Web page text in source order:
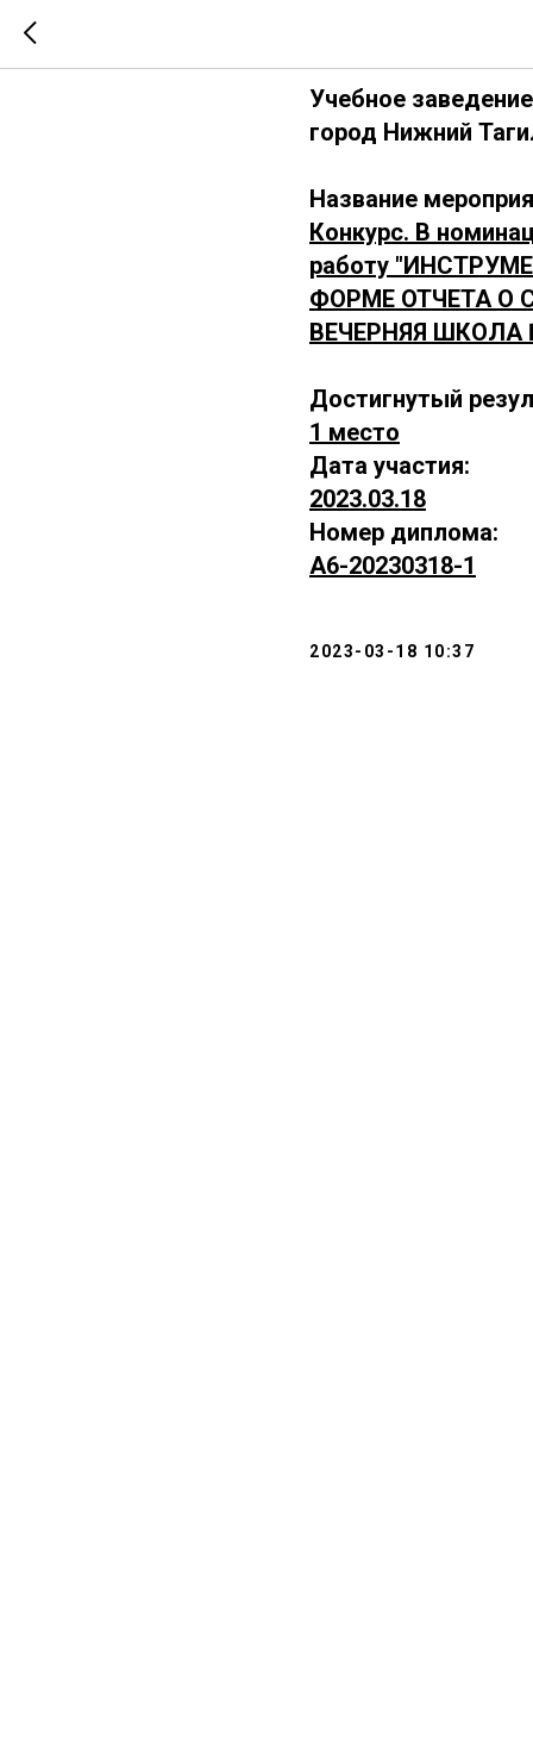
Учебное
город Нижний
Название
Конкурс. В
работу
ФОРМЕ ОТЧЕТА О
ВЕЧЕРНЯЯ ШКОЛА
Достигнутый
1 место
Дата участия:
2023.03.18
Номер диплома:
А6-20230318-1
2023-03-18 10:37